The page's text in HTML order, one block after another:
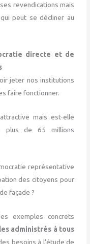
revendications mais
peut se décliner au
directe et de
jeter nos institutions
faire fonctionner.
mais est-elle
plus de 65 millions
représentative
des citoyens pour
façade ?
exemples concrets
administrés à tous
besoins à l’étude de